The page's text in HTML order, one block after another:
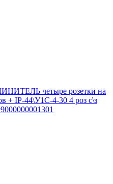
четыре розетки на
+ IP-44\У1С-4-30 4 роз с\з